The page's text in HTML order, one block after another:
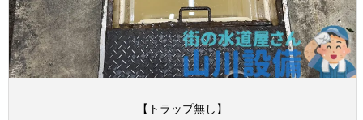
【トラップ無し】